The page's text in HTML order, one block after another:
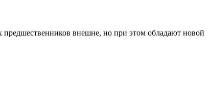
предшественников внешне, но при этом обладают новой